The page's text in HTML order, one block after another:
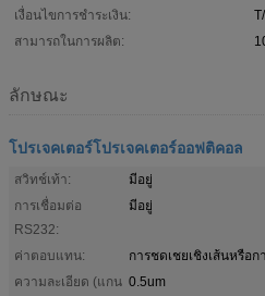
เงื่อนไขการชำระเงิน:
สามารถในการผลิต:
ลักษณะ
โปรเจคเตอร์โปรเจคเตอร์ออฟติคอล
สวิทช์เท้า:
มีอยู่
การเชื่อมต่อ
RS232:
มีอยู่
ค่าตอบแทน:
การชดเชยเชิงเส้นหรือ
ความละเอียด (แกน 0.5um